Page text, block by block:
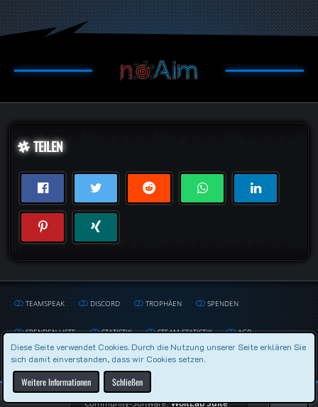
TEILEN
TEAMSPEAK DISCORD TROPHÄEN SPENDEN
SPENDEN LISTE STATISTIK STEAM STATISTIK AGB
DATENSCHUTZERKLÄRUNG IMPRESSUM
Community-Software:WoltLab Suite™
Diese Seite verwendet Cookies. Durch die Nutzung unserer Seite erklären Sie
sich damit einverstanden, dass wir Cookies setzen.
Weitere Informationen Schließen